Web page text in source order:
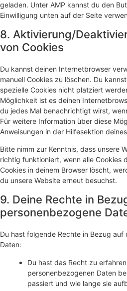
geladen. Unter AMP kannst du den
Einwilligung unten auf der Seite
8. Aktivierung/
von Cookies
Du kannst deinen Internetbrowser
manuell Cookies zu löschen. Du
spezielle Cookies nicht platziert
Möglichkeit ist es deinen
du jedes Mal benachrichtigt wirst,
Für weitere Information über diese
Anweisungen in der Hilfesektion
Bitte nimm zur Kenntnis, dass unsere
richtig funktioniert, wenn alle Cookies
Cookies in deinem Browser löscht,
du unsere Website erneut besuchst.
9. Deine Rechte in
personenbezogene
Du hast folgende Rechte in Bezug
Daten:
Du hast das Recht zu
personenbezogenen Daten
passiert und wie lange sie